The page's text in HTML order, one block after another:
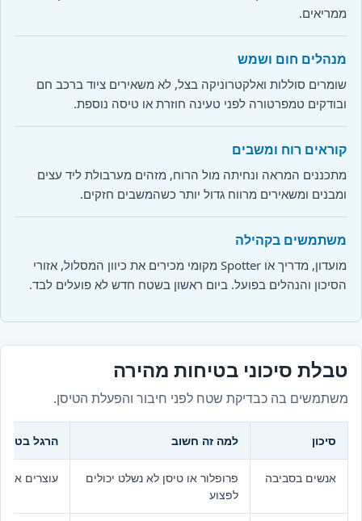
ממריאים.
מנהלים חום ושמש
שומרים סוללות ואלקטרוניקה בצל, לא משאירים ציוד ברכב חם
ובודקים טמפרטורה לפני טעינה חוזרת או טיסה נוספת.
קוראים רוח ומשבים
מתכננים המראה ונחיתה מול הרוח, מזהים מערבולת ליד עצים
ומבנים ומשאירים מרווח גדול יותר כשהמשבים חזקים.
משתמשים בקהילה
מועדון, מדריך או Spotter מקומי מכירים את כיוון המסלול, אזורי
הסיכון והנהלים בפועל. ביום ראשון בשטח חדש לא פועלים לבד.
טבלת סיכוני בטיחות מהירה
משתמשים בה כבדיקת שטח לפני חיבור והפעלת הטיסן.
סיכון למה זה חשוב הרגל בטוח
אנשים בסביבה
פרופלור או טיסן לא נשלט יכולים
לפצוע
עוצרים או